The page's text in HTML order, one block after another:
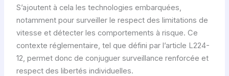
S’ajoutent à cela les technologies embarquées,
notamment pour surveiller le respect des limitations de
vitesse et détecter les comportements à risque. Ce
contexte réglementaire, tel que défini par l’article L224-
12, permet donc de conjuguer surveillance renforcée et
respect des libertés individuelles.